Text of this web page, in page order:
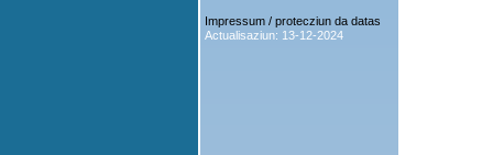
Impressum / protecziun da datas
Actualisaziun: 13-12-2024